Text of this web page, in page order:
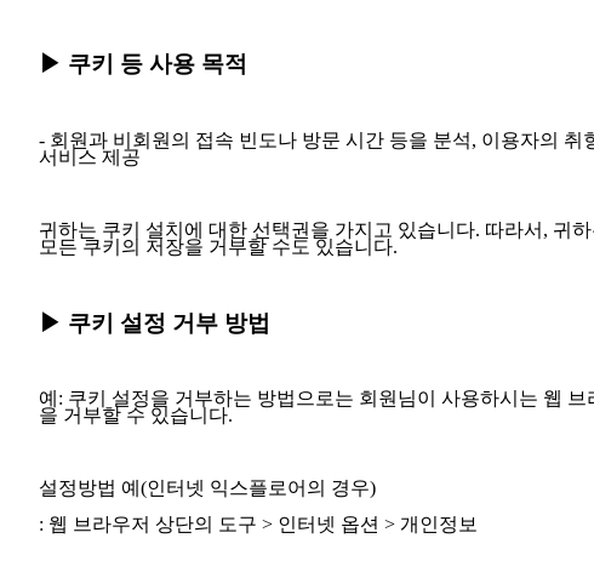
▶ 쿠키 등 사용 목적
- 회원과 비회원의 접속 빈도나 방문 시간 등을 분석, 이용자의
서비스 제공
귀하는 쿠키 설치에 대한 선택권을 가지고 있습니다. 따라서, 귀
모든 쿠키의 저장을 거부할 수도 있습니다.
▶ 쿠키 설정 거부 방법
예: 쿠키 설정을 거부하는 방법으로는 회원님이 사용하시는 웹
을 거부할 수 있습니다.
설정방법 예(인터넷 익스플로어의 경우)
: 웹 브라우저 상단의 도구 > 인터넷 옵션 > 개인정보